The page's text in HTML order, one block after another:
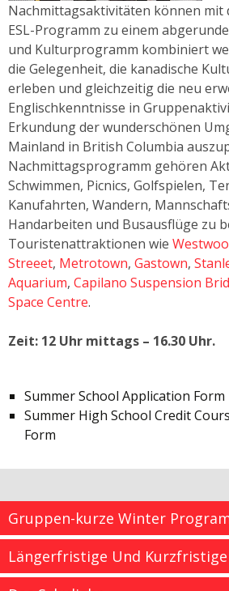
Nachmittagsaktivitäten können mit
ESL-Programm zu einem
und Kulturprogramm kombiniert
die Gelegenheit, die kanadische
erleben und gleichzeitig die neu
Englischkenntnisse in
Erkundung der wunderschönen
Mainland in British Columbia
Nachmittagsprogramm gehören
Schwimmen, Picnics, Golfspielen,
Kanufahrten, Wandern,
Handarbeiten und Busausflüge zu
Touristenattraktionen wie
Streeet, Metrotown, Gastown,
Aquarium, Capilano Suspension
Space Centre.
Zeit: 12 Uhr mittags – 16.30 Uhr.
Summer School Application Form
Summer High School Credit
Form
Gruppen-kurze Winter
Längerfristige Und Kurzfristige